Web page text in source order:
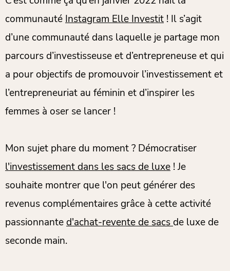
communauté Instagram Elle Investit ! Il s’agit
d’une communauté dans laquelle je partage mon
parcours d’investisseuse et d’entrepreneuse et qui
a pour objectifs de promouvoir l’investissement et
l’entrepreneuriat au féminin et d’inspirer les
femmes à oser se lancer !
Mon sujet phare du moment ? Démocratiser
l'investissement dans les sacs de luxe ! Je
souhaite montrer que l'on peut générer des
revenus complémentaires grâce à cette activité
passionnante d'achat-revente de sacs de luxe de
seconde main.